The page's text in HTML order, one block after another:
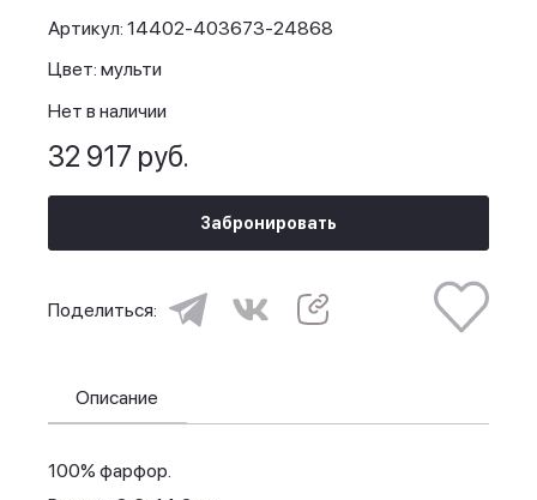
Артикул: 14402-403673-24868
Цвет: мульти
Нет в наличии
32 917 руб.
Забронировать
Поделиться:
Описание
100% фарфор.